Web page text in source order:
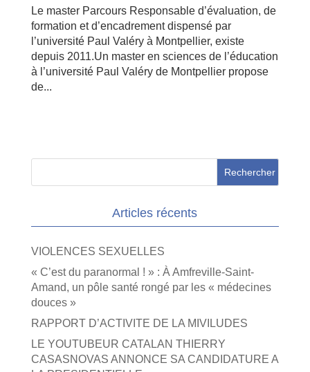
Le master Parcours Responsable d’évaluation, de
formation et d’encadrement dispensé par
l’université Paul Valéry à Montpellier, existe
depuis 2011.Un master en sciences de l’éducation
à l’université Paul Valéry de Montpellier propose
de...
Articles récents
VIOLENCES SEXUELLES
« C’est du paranormal ! » : À Amfreville-Saint-
Amand, un pôle santé rongé par les « médecines
douces »
RAPPORT D’ACTIVITE DE LA MIVILUDES
LE YOUTUBEUR CATALAN THIERRY
CASASNOVAS ANNONCE SA CANDIDATURE A